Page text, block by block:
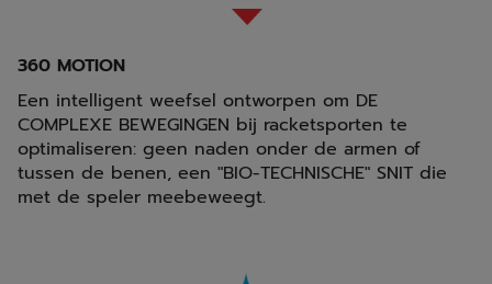
360 MOTION
Een intelligent weefsel ontworpen om DE
COMPLEXE BEWEGINGEN bij racketsporten te
optimaliseren: geen naden onder de armen of
tussen de benen, een "BIO-TECHNISCHE" SNIT die
met de speler meebeweegt.